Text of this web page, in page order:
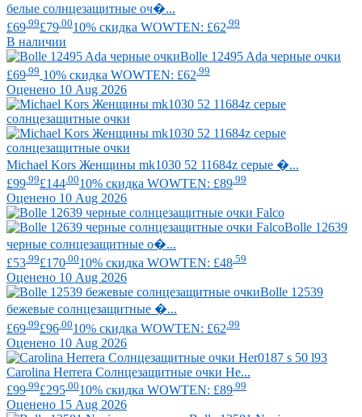
белые солнцезащитные оч�...
£69 .99£79 .0010% скидка WOWTEN: £62 .99
В наличии
Bolle 12495 Ada черные очки
£69 .99 10% скидка WOWTEN: £62 .99
Оценено 10 Aug 2026
Michael Kors Женщины mk1030 52 11684z серые �...
£99 .99£144 .0010% скидка WOWTEN: £89 .99
Оценено 10 Aug 2026
Bolle 12639
черные солнцезащитные о�...
£53 .99£170 .0010% скидка WOWTEN: £48 .59
Оценено 10 Aug 2026
Bolle 12539
бежевые солнцезащитные �...
£69 .99£96 .0010% скидка WOWTEN: £62 .99
Оценено 10 Aug 2026
Carolina Herrera Солнцезащитные очки He...
£99 .99£295 .0010% скидка WOWTEN: £89 .99
Оценено 15 Aug 2026